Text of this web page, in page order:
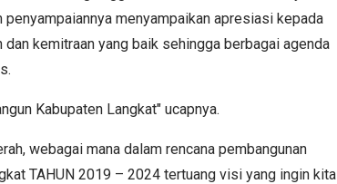
menyampaikan apresiasi kepada
kemitraan yang baik sehingga berbagai agenda
Kabupaten Langkat" ucapnya.
webagai mana dalam rencana pembangunan
TAHUN 2019 – 2024 tertuang visi yang ingin kita